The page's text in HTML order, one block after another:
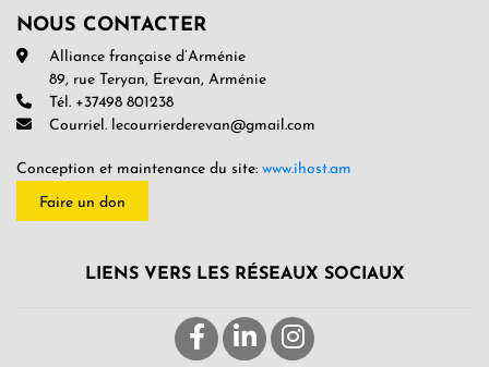
NOUS CONTACTER
Alliance française d’Arménie
89, rue Teryan, Erevan, Arménie
Tél. +37498 801238
Courriel. lecourrierderevan@gmail.com
Conception et maintenance du site: www.ihost.am
Faire un don
LIENS VERS LES RÉSEAUX SOCIAUX